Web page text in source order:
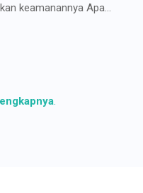
keamanannya Apa...